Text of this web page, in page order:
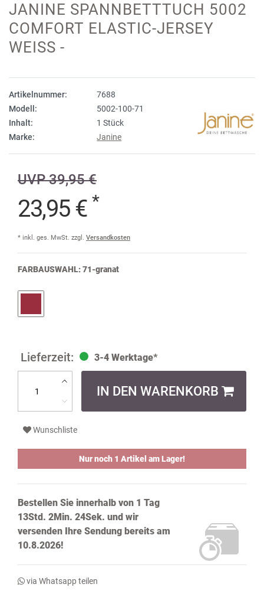
JANINE SPANNBETTTUCH 5002
COMFORT ELASTIC-JERSEY
WEISS -
Artikelnummer:
7688
Modell:
5002-100-71
Inhalt:
1 Stück
Marke:
Janine
UVP 39,95 €
23,95 € *
* inkl. ges. MwSt. zzgl. Versandkosten
FARBAUSWAHL:71-granat
3-4 Werktage*
IN DEN WARENKORB
Wunschliste
Nur noch 1 Artikel am Lager!
Bestellen Sie innerhalb von 1 Tag
13Std. 2Min. 23Sek. und wir
versenden Ihre Sendung bereits am
10.8.2026!
via Whatsapp teilen